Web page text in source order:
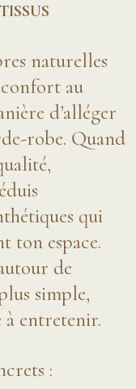
naturelles
confort au
d’alléger
robe. Quand
qui
ton espace.
de
simple,
entretenir.
: